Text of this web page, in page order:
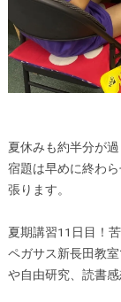
夏休みも約半分が過
宿題は早めに終わ
張ります。
夏期講習11日目！
ペガサス新長田教
や自由研究、読書